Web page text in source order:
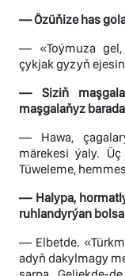
— Özüňize has
— «Toýmuza gel,
çykjak gyzyň
— Siziň
maşgalaňyz
— Hawa,
märekesi ýaly.
Tüweleme,
— Halypa,
ruhlandyrýan
— Elbetde.
adyň dakylmagy